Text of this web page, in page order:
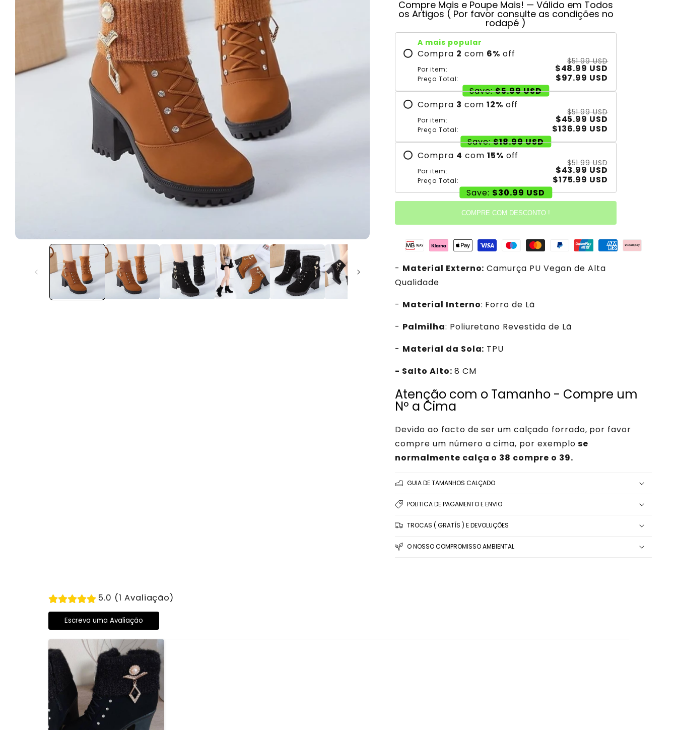
Compre Mais e Poupe Mais! — Válido em Todos
os Artigos ( Por favor consulte as condições no
rodapé )
A mais popular
Compra 2 com 6% off
Por item:
$51.99 USD
$48.99 USD
Preço Total:
$97.99 USD
Save: $5.99 USD
Compra 3 com 12% off
Por item:
$51.99 USD
$45.99 USD
Preço Total:
$136.99 USD
Save: $18.99 USD
Compra 4 com 15% off
Por item:
$51.99 USD
$43.99 USD
Preço Total:
$175.99 USD
Save: $30.99 USD
COMPRE COM DESCONTO !
- Material Externo: Camurça PU Vegan de Alta
Qualidade
- Material Interno: Forro de Lã
- Palmilha: Poliuretano Revestida de Lã
- Material da Sola: TPU
- Salto Alto: 8 CM
Atenção com o Tamanho - Compre um
Nº a Cima
Devido ao facto de ser um calçado forrado, por favor
compre um número a cima, por exemplo se
normalmente calça o 38 compre o 39.
GUIA DE TAMANHOS CALÇADO
POLITICA DE PAGAMENTO E ENVIO
TROCAS ( GRATÍS ) E DEVOLUÇÕES
O NOSSO COMPROMISSO AMBIENTAL
5.0 (1 Avaliação)
Escreva uma Avaliação